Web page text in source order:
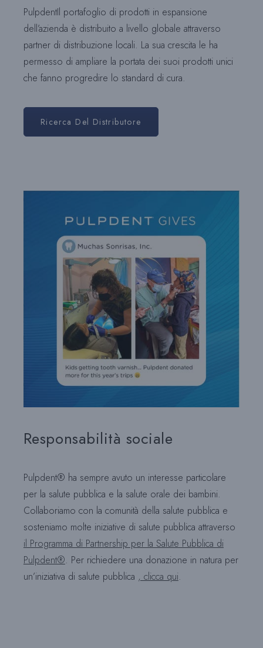
PulpdentIl portafoglio di prodotti in espansione
dell’azienda è distribuito a livello globale attraverso
partner di distribuzione locali. La sua crescita le ha
permesso di ampliare la portata dei suoi prodotti unici
che fanno progredire lo standard di cura.
Ricerca Del Distributore
Responsabilità sociale
Pulpdent® ha sempre avuto un interesse particolare
per la salute pubblica e la salute orale dei bambini.
Collaboriamo con la comunità della salute pubblica e
sosteniamo molte iniziative di salute pubblica attraverso
il Programma di Partnership per la Salute Pubblica di
Pulpdent®. Per richiedere una donazione in natura per
un’iniziativa di salute pubblica , clicca qui.